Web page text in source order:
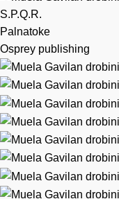
S.P.Q.R.
Palnatoke
Osprey publishing